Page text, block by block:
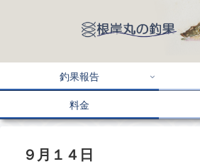
釣果報告
料金
９月１４日